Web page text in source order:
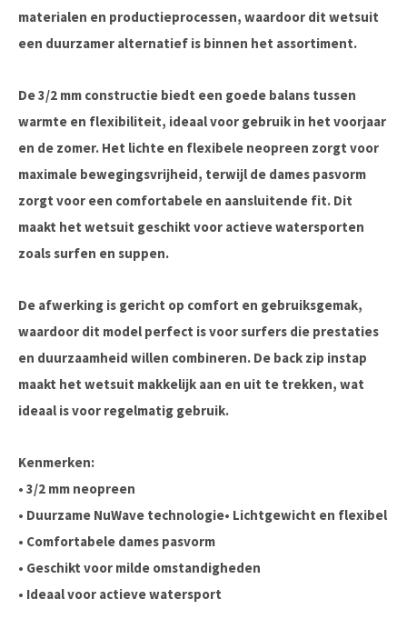
materialen en productieprocessen, waardoor dit wetsuit
een duurzamer alternatief is binnen het assortiment.
De 3/2 mm constructie biedt een goede balans tussen
warmte en flexibiliteit, ideaal voor gebruik in het voorjaar
en de zomer. Het lichte en flexibele neopreen zorgt voor
maximale bewegingsvrijheid, terwijl de dames pasvorm
zorgt voor een comfortabele en aansluitende fit. Dit
maakt het wetsuit geschikt voor actieve watersporten
zoals surfen en suppen.
De afwerking is gericht op comfort en gebruiksgemak,
waardoor dit model perfect is voor surfers die prestaties
en duurzaamheid willen combineren. De back zip instap
maakt het wetsuit makkelijk aan en uit te trekken, wat
ideaal is voor regelmatig gebruik.
Kenmerken:
• 3/2 mm neopreen
• Duurzame NuWave technologie• Lichtgewicht en flexibel
• Comfortabele dames pasvorm
• Geschikt voor milde omstandigheden
• Ideaal voor actieve watersport